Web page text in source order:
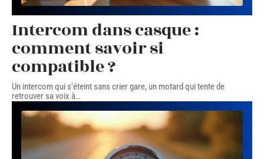
Intercom dans casque :
comment savoir si
compatible ?
Un intercom qui s’éteint sans crier gare, un motard qui tente de
retrouver sa voix à…